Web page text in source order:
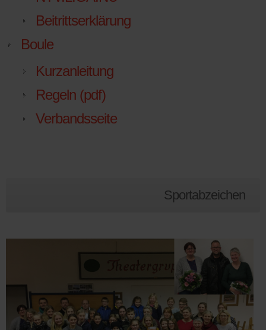
Beitrittserklärung
Boule
Kurzanleitung
Regeln (pdf)
Verbandsseite
Sportabzeichen